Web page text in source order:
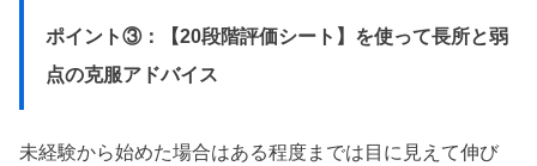
ポイント③：【20段階評価シート】を使って長所と弱
点の克服アドバイス
未経験から始めた場合はある程度までは目に見えて伸び